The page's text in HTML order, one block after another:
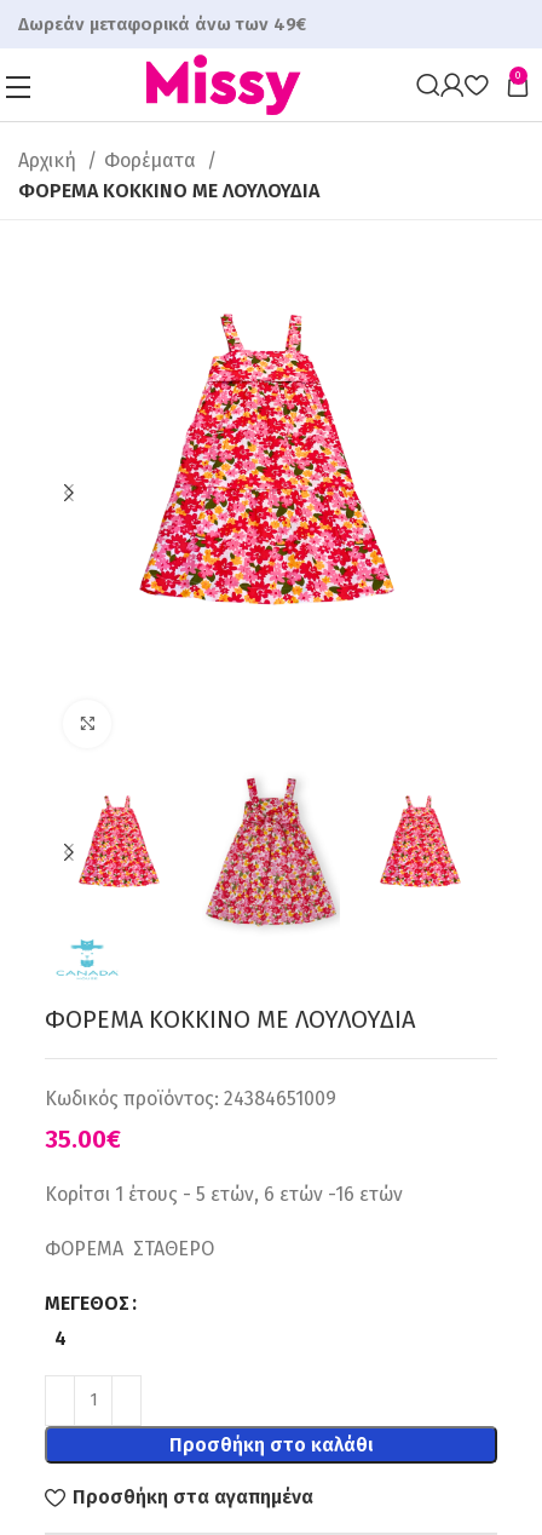
Δωρεάν μεταφορικά άνω των 49€
0
Αρχική
Φορέματα
ΦΟΡΕΜΑ ΚΟΚΚΙΝΟ ΜΕ ΛΟΥΛΟΥΔΙΑ
ΦΟΡΕΜΑ ΚΟΚΚΙΝΟ ΜΕ ΛΟΥΛΟΥΔΙΑ
Κωδικός προϊόντος:24384651009
€
Κορίτσι 1 έτους - 5 ετών, 6 ετών -16 ετών
ΦΟΡΕΜΑ ΣΤΑΘΕΡΟ
ΜΈΓΕΘΟΣ
4
Προσθήκη στο καλάθι
Προσθήκη στα αγαπημένα